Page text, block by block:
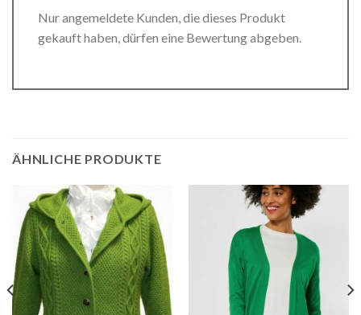
Nur angemeldete Kunden, die dieses Produkt
gekauft haben, dürfen eine Bewertung abgeben.
ÄHNLICHE PRODUKTE